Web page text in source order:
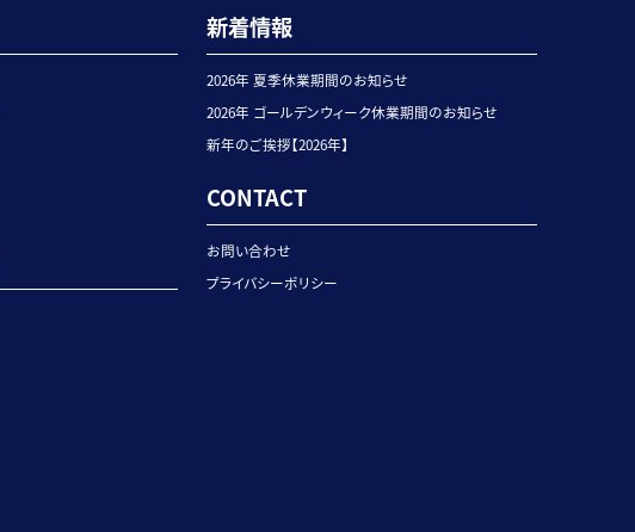
新着情報
2026年 夏季休業期間のお知らせ
2026年 ゴールデンウィーク休業期間のお知らせ
新年のご挨拶【2026年】
CONTACT
お問い合わせ
プライバシーポリシー